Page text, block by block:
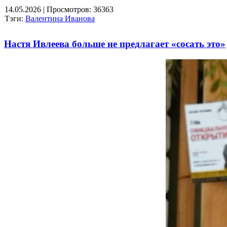
14.05.2026 | Просмотров: 36363
Тэги: Валентина Иванова
Настя Ивлеева больше не предлагает «сосать это»